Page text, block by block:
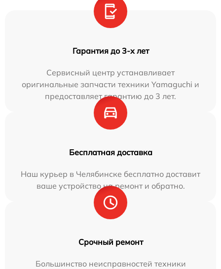
Гарантия до 3-х лет
Сервисный центр устанавливает
оригинальные запчасти техники Yamaguchi и
предоставляет гарантию до 3 лет.
Бесплатная доставка
Наш курьер в Челябинске бесплатно доставит
ваше устройство на ремонт и обратно.
Срочный ремонт
Большинство неисправностей техники